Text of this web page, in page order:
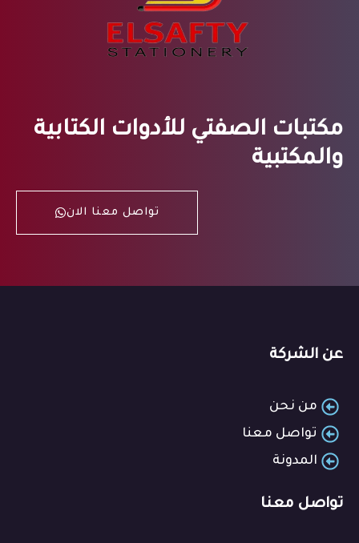
مكتبات الصفتي للأدوات الكتابية
والمكتبية
تواصل معنا الان
عن الشركة
من نحن
تواصل معنا
المدونة
تواصل معنا